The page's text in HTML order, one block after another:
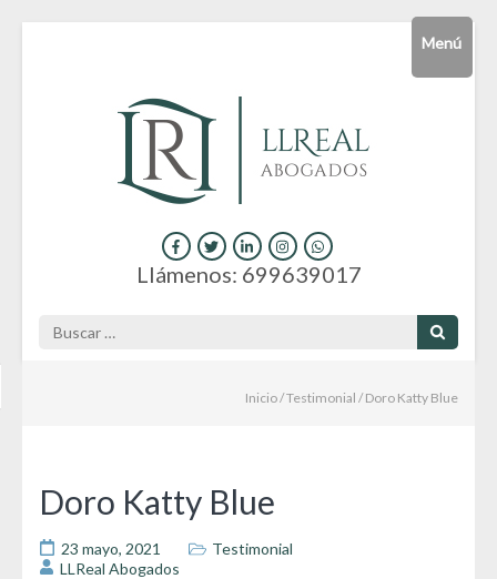
Llámenos: 699639017
Buscar:
Inicio/Testimonial / Doro Katty Blue
Doro Katty Blue
23 mayo, 2021
Testimonial
LLReal Abogados
Menú